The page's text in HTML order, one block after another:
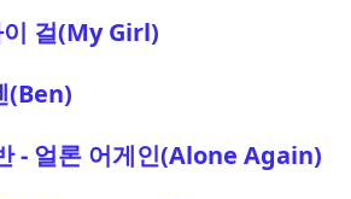
걸(My Girl)
(Ben)
- 얼론 어게인(Alone Again)